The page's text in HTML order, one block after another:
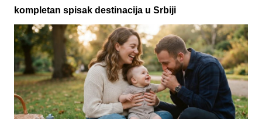
kompletan spisak destinacija u Srbiji